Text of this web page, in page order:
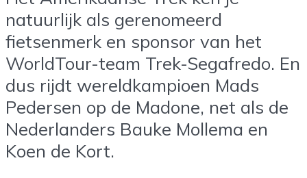
natuurlijk als gerenomeerd
fietsenmerk en sponsor van het
WorldTour-team Trek-Segafredo. En
dus rijdt wereldkampioen Mads
Pedersen op de Madone, net als de
Nederlanders Bauke Mollema en
Koen de Kort.